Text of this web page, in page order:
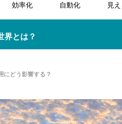
効率化 自動化 見
界とは？
にどう影響する？